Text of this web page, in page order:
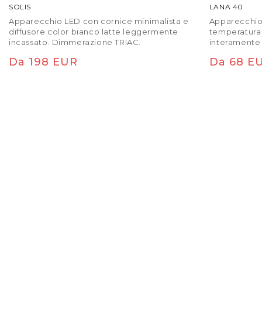
SOLIS
Apparecchio LED con cornice minimalista e
diffusore color bianco latte leggermente
incassato. Dimmerazione TRIAC.
Prezzo di listino
Da 198 EUR
LANA 40
interamente
Prezzo
Da 68